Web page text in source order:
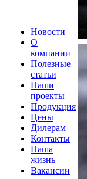
Новости
О
компании
Полезные
статьи
Наши
проекты
Продукция
Цены
Дилерам
Контакты
Наша
жизнь
Вакансии